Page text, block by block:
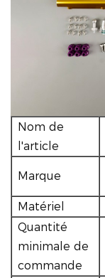
Nom de
l'article
Marque
Matériel
Quantité
minimale de
commande